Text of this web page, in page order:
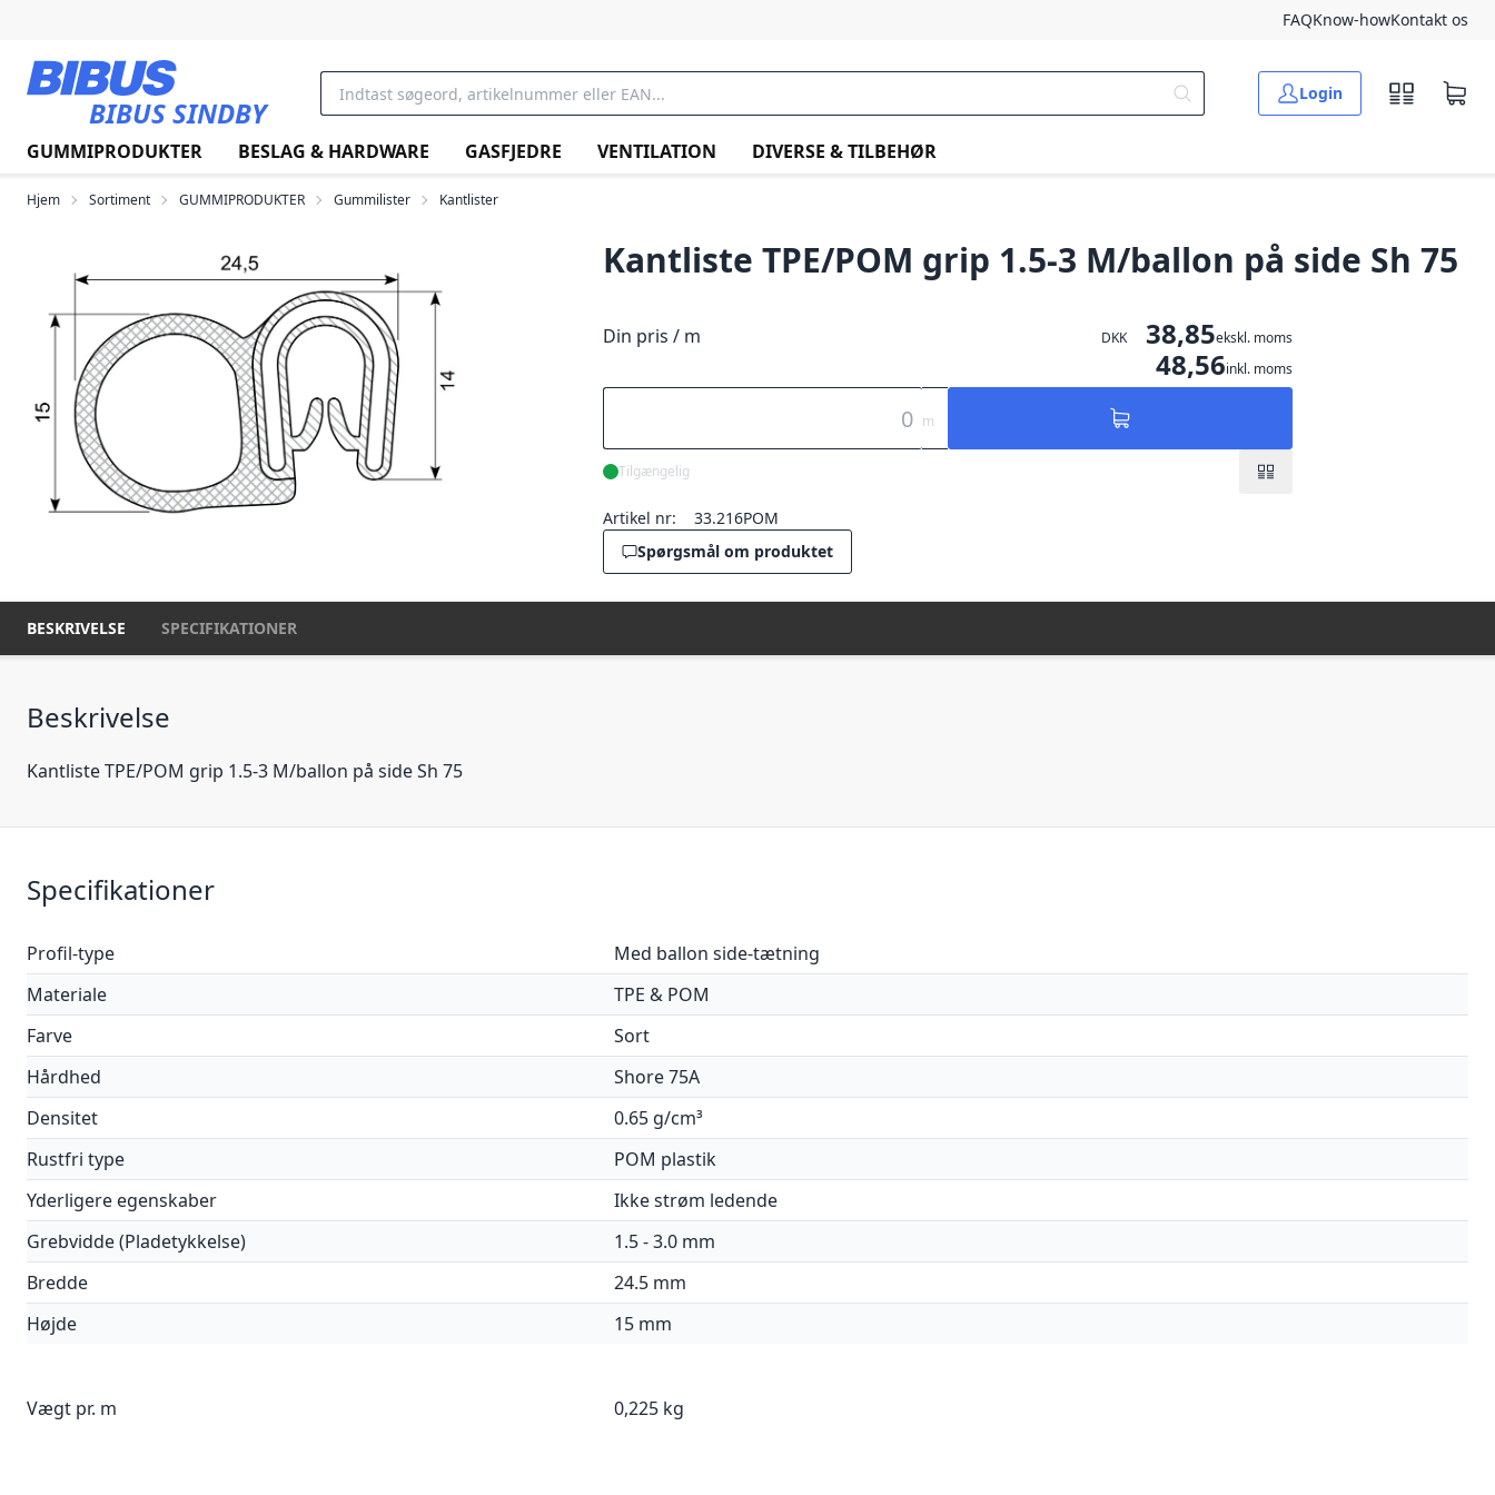
FAQKnow-howKontakt os
BIBUS SINDBY
Login
GUMMIPRODUKTER BESLAG & HARDWARE GASFJEDRE VENTILATION DIVERSE & TILBEHØR
Hjem Sortiment GUMMIPRODUKTER Gummilister Kantlister
Kantliste TPE/POM grip 1.5-3 M/ballon på side Sh 75
Din pris / m DKK 38,85ekskl. moms
48,56inkl. moms
m
Tilgængelig
Artikel nr:
33.216POM
Spørgsmål om produktet
BESKRIVELSE SPECIFIKATIONER
Beskrivelse
Kantliste TPE/POM grip 1.5-3 M/ballon på side Sh 75
Specifikationer
Profil-type
Med ballon side-tætning
Materiale
TPE & POM
Farve
Sort
Hårdhed
Shore 75A
Densitet
0.65 g/cm³
Rustfri type
POM plastik
Yderligere egenskaber
Ikke strøm ledende
Grebvidde (Pladetykkelse)
1.5 - 3.0 mm
Bredde
24.5 mm
Højde
15 mm
Vægt pr. m 0,225 kg